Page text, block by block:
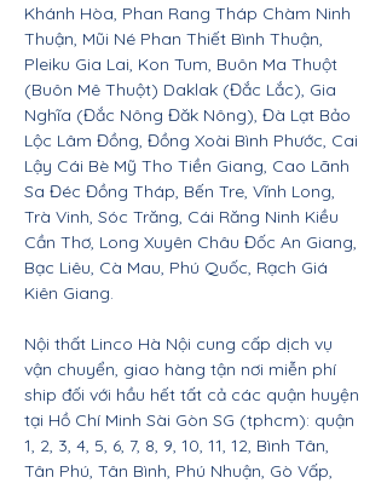
Khánh Hòa, Phan Rang Tháp Chàm Ninh
Thuận, Mũi Né Phan Thiết Bình Thuận,
Pleiku Gia Lai, Kon Tum, Buôn Ma Thuột
(Buôn Mê Thuột) Daklak (Đắc Lắc), Gia
Nghĩa (Đắc Nông Đăk Nông), Đà Lạt Bảo
Lộc Lâm Đồng, Đồng Xoài Bình Phước, Cai
Lậy Cái Bè Mỹ Tho Tiền Giang, Cao Lãnh
Sa Đéc Đồng Tháp, Bến Tre, Vĩnh Long,
Trà Vinh, Sóc Trăng, Cái Răng Ninh Kiều
Cần Thơ, Long Xuyên Châu Đốc An Giang,
Bạc Liêu, Cà Mau, Phú Quốc, Rạch Giá
Kiên Giang.
Nội thất Linco Hà Nội cung cấp dịch vụ
vận chuyển, giao hàng tận nơi miễn phí
ship đối với hầu hết tất cả các quận huyện
tại Hồ Chí Minh Sài Gòn SG (tphcm): quận
1, 2, 3, 4, 5, 6, 7, 8, 9, 10, 11, 12, Bình Tân,
Tân Phú, Tân Bình, Phú Nhuận, Gò Vấp,